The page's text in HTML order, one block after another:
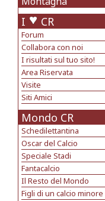
I CR
Forum
Collabora con noi
I risultati sul tuo sito!
Area Riservata
Visite
Siti Amici
Mondo CR
Schedilettantina
Oscar del Calcio
Speciale Stadi
Fantacalcio
Il Resto del Mondo
Figli di un calcio minore